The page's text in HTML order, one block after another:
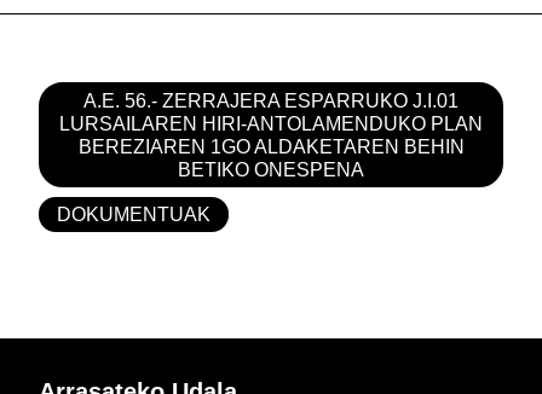
A.E. 56.- ZERRAJERA ESPARRUKO J.I.01
LURSAILAREN HIRI-ANTOLAMENDUKO PLAN
BEREZIAREN 1GO ALDAKETAREN BEHIN
BETIKO ONESPENA
DOKUMENTUAK